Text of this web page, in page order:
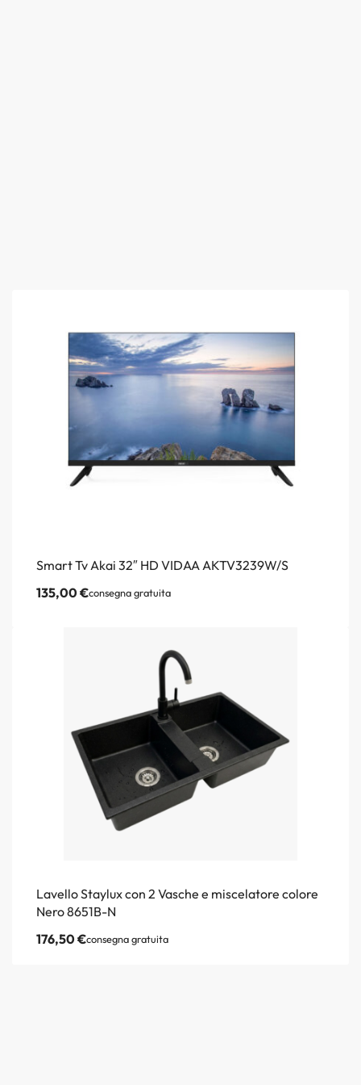
Smart Tv Akai 32″ HD VIDAA AKTV3239W/S
135,00€consegna gratuita
Lavello Staylux con 2 Vasche e miscelatore colore
Nero 8651B-N
176,50€consegna gratuita